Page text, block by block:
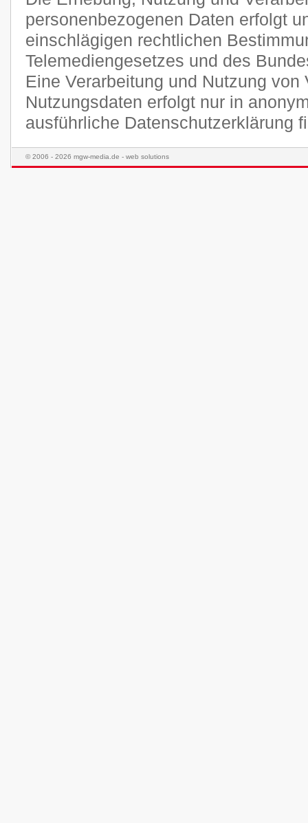
personenbezogenen Daten erfolgt
einschlägigen rechtlichen
Telemediengesetzes und des
Eine Verarbeitung und Nutzung von
Nutzungsdaten erfolgt nur in
ausführliche Datenschutzerklärung
© 2006 - 2026 mgw-media.de - web solutions